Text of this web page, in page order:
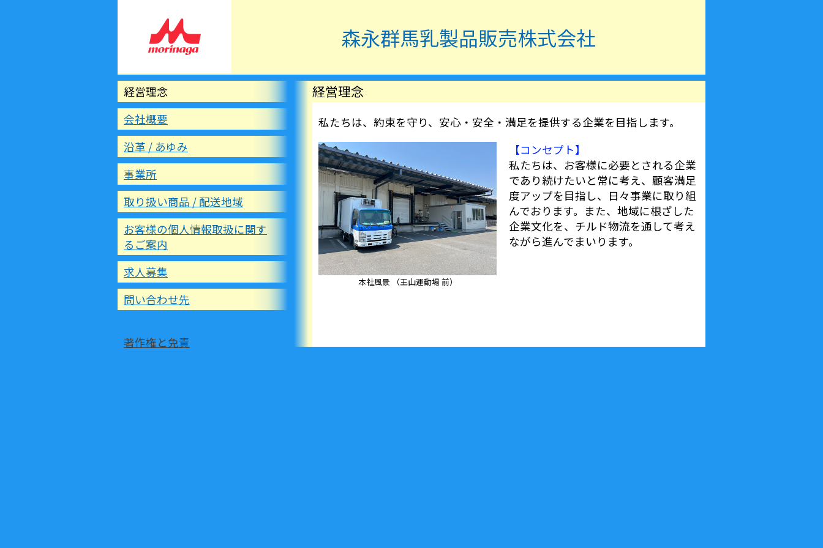
森永群馬乳製品販売株式会社
経営理念
会社概要
沿革 / あゆみ
事業所
取り扱い商品 / 配送地域
お客様の個人情報取扱に関す
るご案内
求人募集
問い合わせ先
著作権と免責
経営理念
私たちは、約束を守り、安心・安全・満足を提供する企業を目指します。
本社風景 （王山運動場 前）
【コンセプト】
私たちは、お客様に必要とされる企業
であり続けたいと常に考え、顧客満足
度アップを目指し、日々事業に取り組
んでおります。また、地域に根ざした
企業文化を、チルド物流を通して考え
ながら進んでまいります。